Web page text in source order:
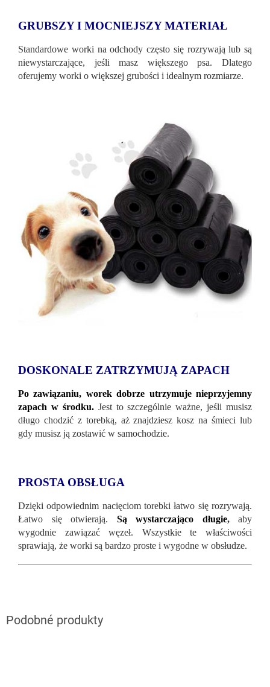
GRUBSZY I MOCNIEJSZY MATERIAŁ
Standardowe worki na odchody często się rozrywają lub są
niewystarczające, jeśli masz większego psa. Dlatego
oferujemy worki o większej grubości i idealnym rozmiarze.
DOSKONALE ZATRZYMUJĄ ZAPACH
Po zawiązaniu, worek dobrze utrzymuje nieprzyjemny
zapach w środku.Jest to szczególnie ważne, jeśli musisz
długo chodzić z torebką, aż znajdziesz kosz na śmieci lub
gdy musisz ją zostawić w samochodzie.
PROSTA OBSŁUGA
Dzięki odpowiednim nacięciom torebki łatwo się rozrywają.
Łatwo się otwierają. Są wystarczająco długie,aby
wygodnie zawiązać węzeł. Wszystkie te właściwości
sprawiają, że worki są bardzo proste i wygodne w obsłudze.